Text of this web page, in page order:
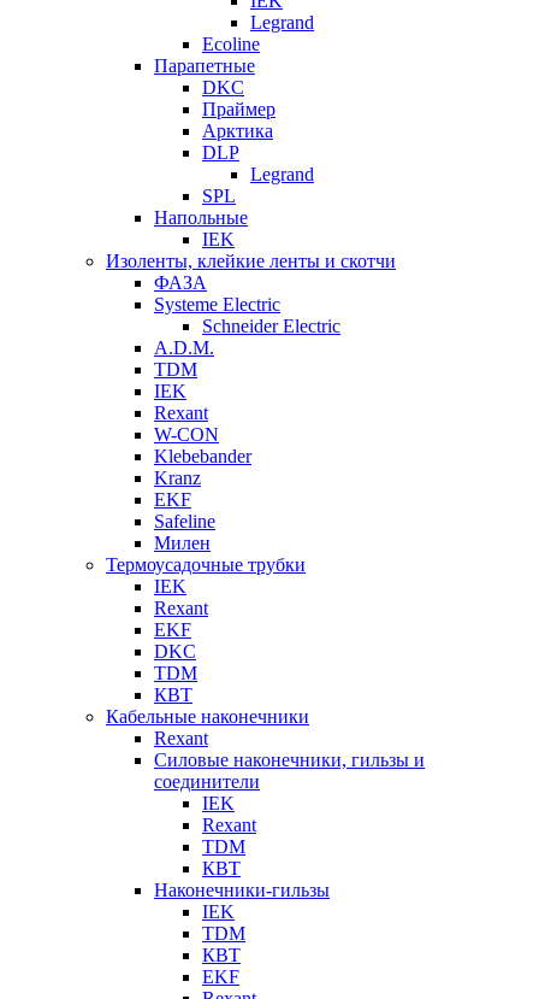
Legrand
Ecoline
Парапетные
DKC
Праймер
Арктика
DLP
Legrand
SPL
Напольные
IEK
Изоленты, клейкие ленты и скотчи
ФАЗА
Systeme Electric
Schneider Electric
A.D.M.
TDM
IEK
Rexant
W-CON
Klebebander
Kranz
EKF
Safeline
Милен
Термоусадочные трубки
IEK
Rexant
EKF
DKC
TDM
КВТ
Кабельные наконечники
Rexant
Силовые наконечники, гильзы и
соединители
IEK
Rexant
TDM
КВТ
Наконечники-гильзы
IEK
TDM
КВТ
EKF